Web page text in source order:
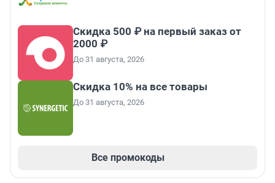
Скидка 500 ₽ на первый заказ от
2000 ₽
До 31 августа, 2026
Скидка 10% на все товары
До 31 августа, 2026
Все промокоды